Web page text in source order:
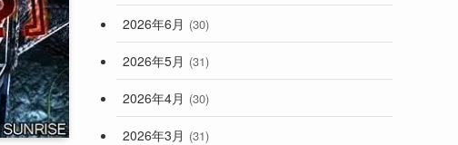
2026年6月 (30)
2026年5月 (31)
2026年4月 (30)
2026年3月 (31)